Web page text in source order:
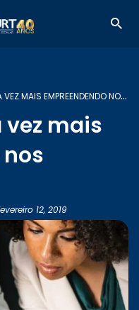
EMPREENDENDO NOS NEGÓCIOS
vez mais
12, 2019